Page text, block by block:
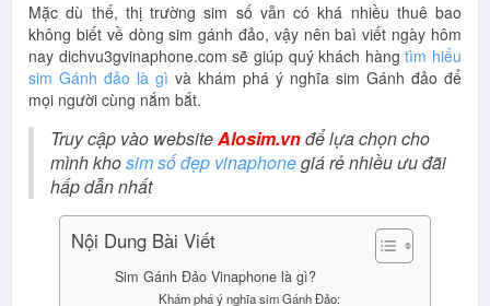
Mặc dù thế, thị trường sim số vẫn có khá nhiều thuê bao
không biết về dòng sim gánh đảo, vậy nên baì viết ngày hôm
nay dichvu3gvinaphone.com sẽ giúp quý khách hàngtìm hiểu
sim Gánh đảo là gì và khám phá ý nghĩa sim Gánh đảo để
mọi người cùng nắm bắt.
Truy cập vào websiteAlosim.vnđể lựa chọn cho
mình khosim số đẹp vinaphonegiá rẻ nhiều ưu đãi
hấp dẫn nhất
Nội Dung Bài Viết
Sim Gánh Đảo Vinaphone là gì?
Khám phá ý nghĩa sim Gánh Đảo: